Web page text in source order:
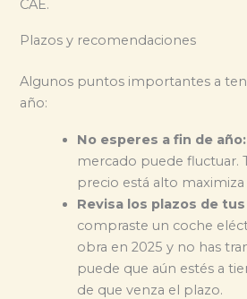
CAE.
Plazos y recomendaciones
Algunos puntos importantes a
año:
No esperes a fin de año:
mercado puede fluctuar.
precio está alto
Revisa los plazos de
compraste un coche
obra en 2025 y no has
puede que aún estés a
de que venza el plazo.